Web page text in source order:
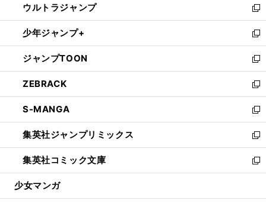
く
で
開
く
ド
ウ
で
開
く
ィ
ン
ド
ウ
で
開
く
い
ウ
ィ
ン
ド
ウ
で
開
く
ウルトラジャンプ
新
し
い
ウ
ィ
ン
ド
ウ
で
開
く
少年ジャンプ+
新
し
い
ウ
ィ
ン
ド
ウ
で
開
く
ジャンプTOON
新
し
い
ウ
ィ
ン
ド
ウ
で
開
ZEBRACK
新
し
い
ウ
ィ
ン
ド
ウ
開
S-MANGA
新
し
い
ウ
ィ
ン
ウ
集英社ジャンプリミックス
新
し
い
ウ
ン
集英社コミック文庫
新
し
ウ
少女マンガ